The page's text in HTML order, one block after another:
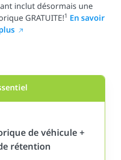
inclut désormais une
GRATUITE!1 En savoir
de véhicule +
rétention